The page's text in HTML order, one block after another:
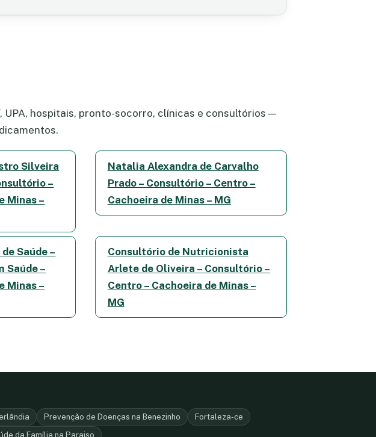
UPA, hospitais, pronto-socorro, clínicas e consultórios —
Silveira
–
Minas –
Natalia Alexandra de Carvalho
Prado – Consultório – Centro –
Cachoeira de Minas – MG
Saúde –
Saúde –
Minas –
Consultório de Nutricionista
Arlete de Oliveira – Consultório –
Centro – Cachoeira de Minas –
MG
Prevenção de Doenças na Benezinho
Fortaleza-ce
da Família na Paraiso